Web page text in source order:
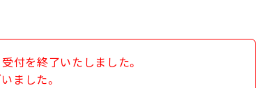
付を終了いたしました。
ました。